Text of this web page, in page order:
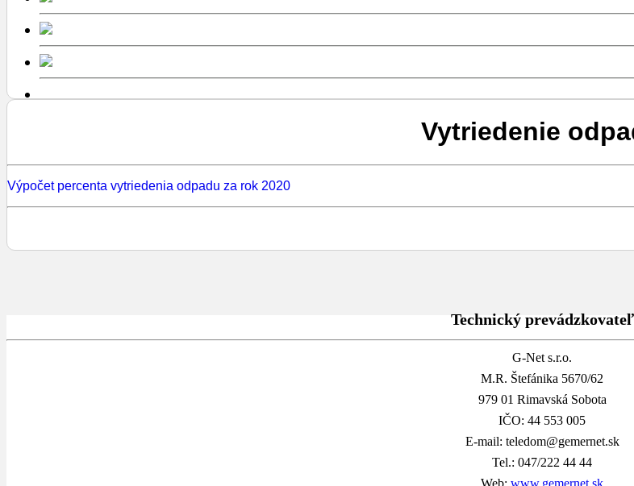
Vytriedenie
Výpočet percenta vytriedenia odpadu za rok 2020
Technický prevádzkovateľ
G-Net s.r.o.
M.R. Štefánika 5670/62
979 01 Rimavská Sobota
IČO: 44 553 005
E-mail: teledom@gemernet.sk
Tel.: 047/222 44 44
Web: www.gemernet.sk